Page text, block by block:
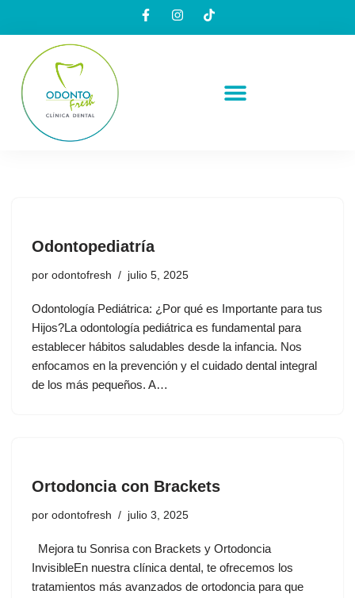
contenido
Odontopediatría
por odontofresh julio 5, 2025
Odontología Pediátrica: ¿Por qué es Importante para tus
Hijos?La odontología pediátrica es fundamental para
establecer hábitos saludables desde la infancia. Nos
enfocamos en la prevención y el cuidado dental integral
de los más pequeños. A…
Ortodoncia con Brackets
por odontofresh julio 3, 2025
Mejora tu Sonrisa con Brackets y Ortodoncia
InvisibleEn nuestra clínica dental, te ofrecemos los
tratamientos más avanzados de ortodoncia para que